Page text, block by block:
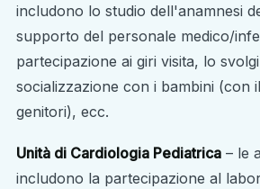
includono lo studio dell'anamnesi
supporto del personale medico/
partecipazione ai giri visita, lo
socializzazione con i bambini (con
genitori), ecc.
Unità di Cardiologia Pediatrica – le
includono la partecipazione al